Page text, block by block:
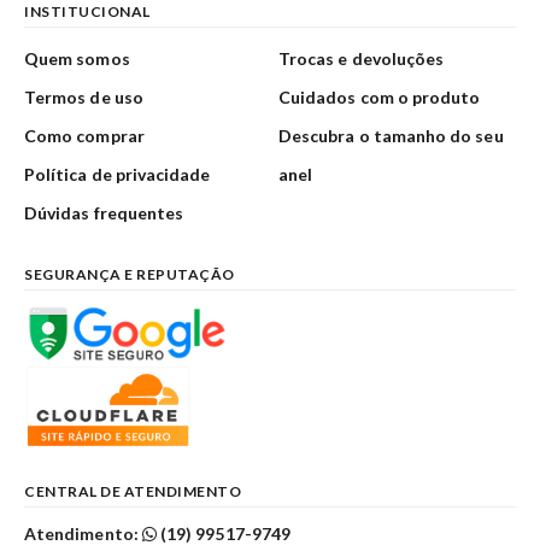
INSTITUCIONAL
Quem somos
Termos de uso
Como comprar
Política de privacidade
Dúvidas frequentes
Trocas e devoluções
Cuidados com o produto
Descubra o tamanho do seu
anel
SEGURANÇA E REPUTAÇÃO
CENTRAL DE ATENDIMENTO
Atendimento: (19) 99517-9749